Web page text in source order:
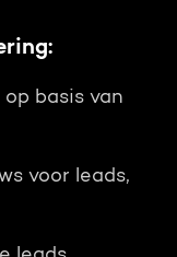
basis van
voor leads,